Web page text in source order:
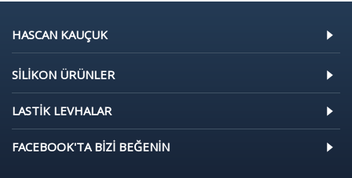
HASCAN KAUÇUK
SILIKON ÜRÜNLER
LASTIK LEVHALAR
FACEBOOK'TA BIZI BEĞENIN